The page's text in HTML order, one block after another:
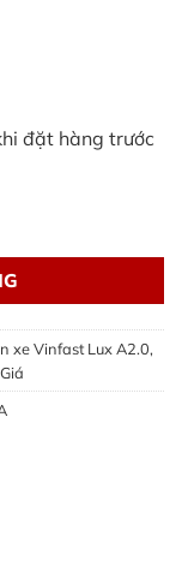
đặt hàng trước
4 bi Laser V10L
xe Vinfast Lux A2.0,